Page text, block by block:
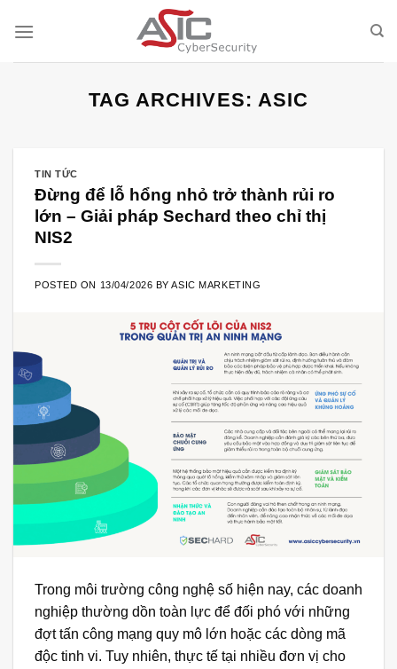
TAG ARCHIVES: ASIC
TIN TỨC
Đừng để lỗ hổng nhỏ trở thành rủi ro
lớn – Giải pháp Sechard theo chỉ thị
NIS2
POSTED ON 13/04/2026 BYASIC MARKETING
Trong môi trường công nghệ số hiện nay, các doanh
nghiệp thường dồn toàn lực để đối phó với những
đợt tấn công mạng quy mô lớn hoặc các dòng mã
độc tinh vi. Tuy nhiên, thực tế tại nhiều đơn vị cho